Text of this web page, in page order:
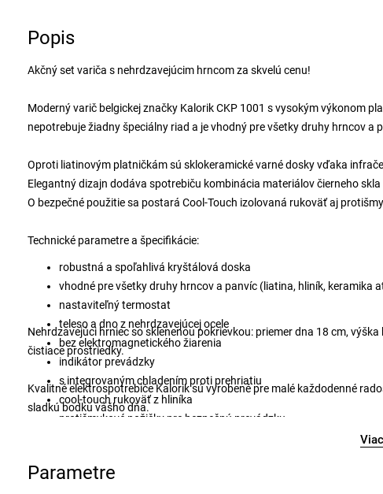
Popis
Akčný set variča s nehrdzavejúcim hrncom za skvelú cenu!
Moderný varič belgickej značky Kalorik CKP 1001 s vysokým výkonom
nepotrebuje žiadny špeciálny riad a je vhodný pre všetky druhy hrncov a
Oproti liatinovým platničkám sú sklokeramické varné dosky vďaka
Elegantný dizajn dodáva spotrebiču kombinácia materiálov čierneho skla
O bezpečné použitie sa postará Cool-Touch izolovaná rukoväť aj
Technické parametre a špecifikácie:
robustná a spoľahlivá kryštálová doska
vhodné pre všetky druhy hrncov a panvíc (liatina, hliník, keramika
nastaviteľný termostat
teleso a dno z nehrdzavejúcej ocele
bez elektromagnetického žiarenia
indikátor prevádzky
s integrovaným chladením proti prehriatiu
cool-touch rukoväť z hliníka
protišmykové nožičky pre bezpečnú prevádzku
Nehrdzavejúci hrniec so sklenenou pokrievkou: priemer dna 18 cm,
čistiace prostriedky.
Kvalitné elektrospotrebiče Kalorik sú vyrobené pre malé každodenné
sladkú bodku vášho dňa.
Viac
Parametre